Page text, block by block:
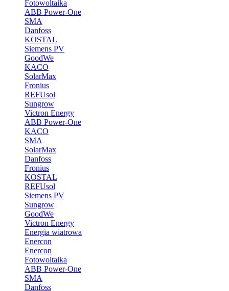
Fotowoltaika
ABB Power-One
SMA
Danfoss
KOSTAL
Siemens PV
GoodWe
KACO
SolarMax
Fronius
REFUsol
Sungrow
Victron Energy
ABB Power-One
KACO
SMA
SolarMax
Danfoss
Fronius
KOSTAL
REFUsol
Siemens PV
Sungrow
GoodWe
Victron Energy
Energia wiatrowa
Enercon
Enercon
Fotowoltaika
ABB Power-One
SMA
Danfoss